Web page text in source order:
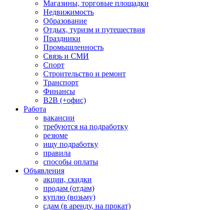
Магазины, торговые площадки
Недвижимость
Образование
Отдых, туризм и путешествия
Праздники
Промышленность
Связь и СМИ
Спорт
Строительство и ремонт
Транспорт
Финансы
B2B (+офис)
Работа
вакансии
требуются на подработку
резюме
ищу подработку
правила
способы оплаты
Объявления
акции, скидки
продам (отдам)
куплю (возьму)
сдам (в аренду, на прокат)